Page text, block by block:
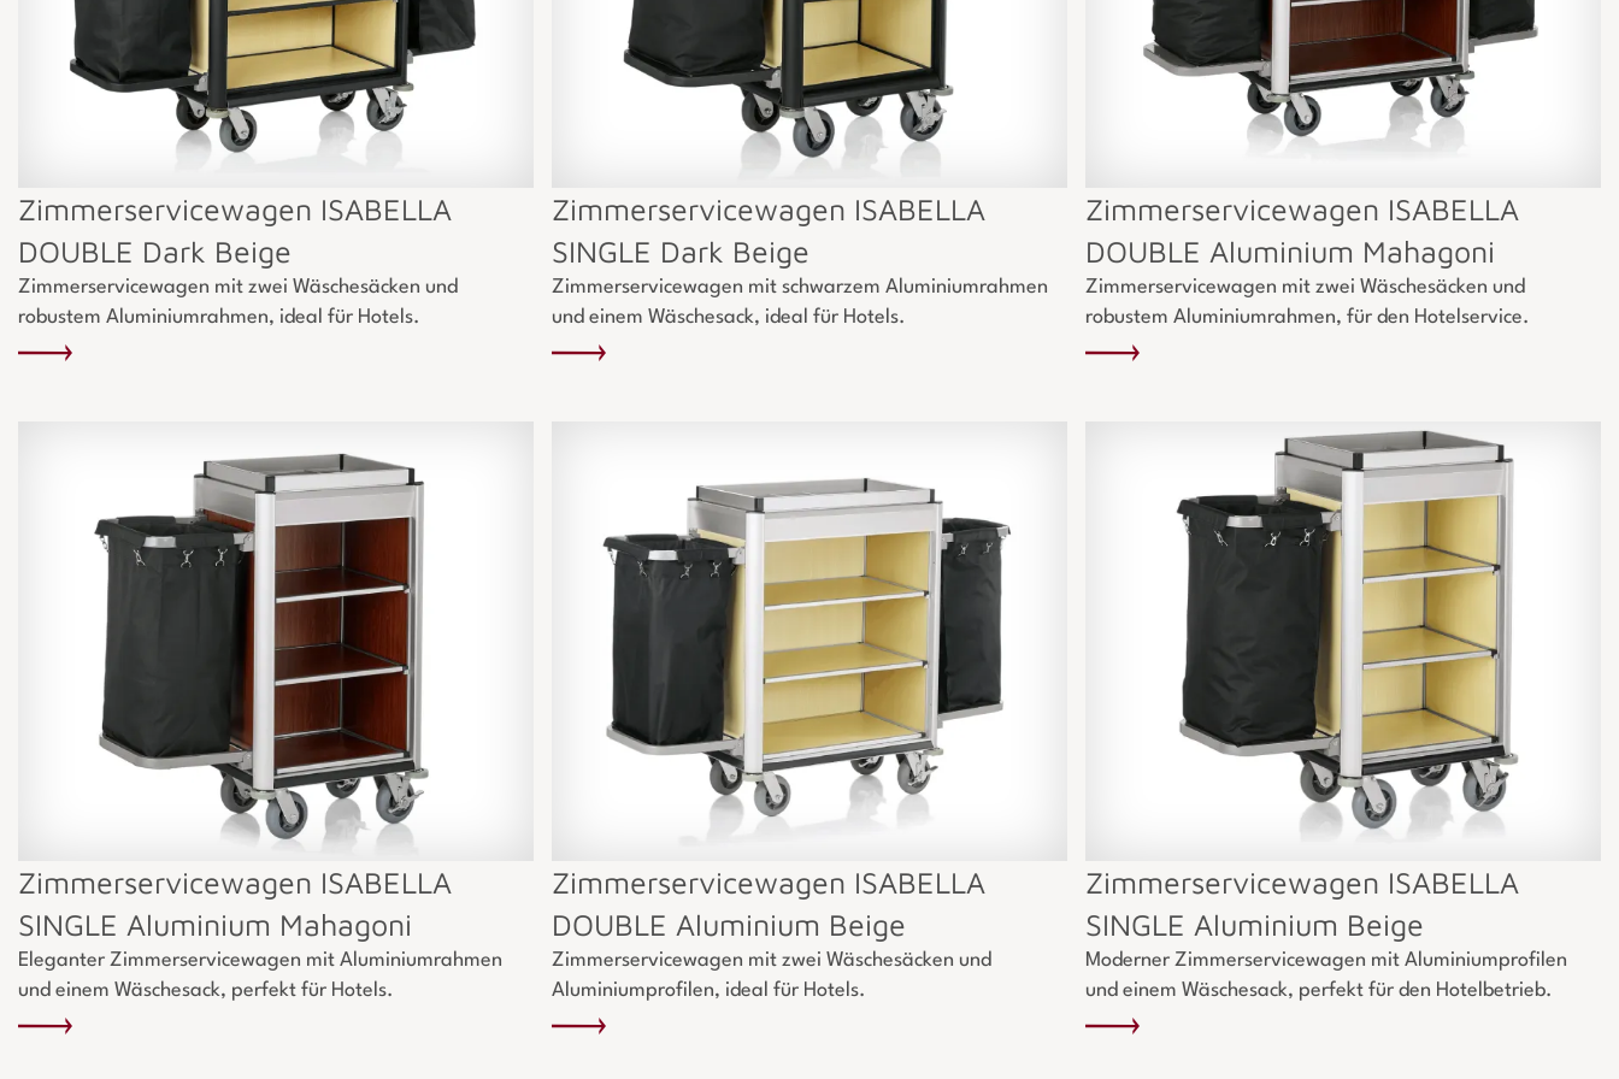
Zimmerservicewagen ISABELLA
DOUBLE Dark Beige
Zimmerservicewagen mit zwei Wäschesäcken und
robustem Aluminiumrahmen, ideal für Hotels.
Zimmerservicewagen ISABELLA
SINGLE Dark Beige
Zimmerservicewagen mit schwarzem Aluminiumrahmen
und einem Wäschesack, ideal für Hotels.
Zimmerservicewagen ISABELLA
DOUBLE Aluminium Mahagoni
Zimmerservicewagen mit zwei Wäschesäcken und
robustem Aluminiumrahmen, für den Hotelservice.
Zimmerservicewagen ISABELLA
SINGLE Aluminium Mahagoni
Eleganter Zimmerservicewagen mit Aluminiumrahmen
und einem Wäschesack, perfekt für Hotels.
Zimmerservicewagen ISABELLA
DOUBLE Aluminium Beige
Zimmerservicewagen mit zwei Wäschesäcken und
Aluminiumprofilen, ideal für Hotels.
Zimmerservicewagen ISABELLA
SINGLE Aluminium Beige
Moderner Zimmerservicewagen mit Aluminiumprofilen
und einem Wäschesack, perfekt für den Hotelbetrieb.